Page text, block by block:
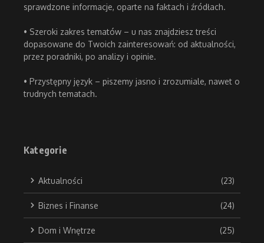
sprawdzone informacje, oparte na faktach i źródłach.
• Szeroki zakres tematów – u nas znajdziesz treści
dopasowane do Twoich zainteresowań: od aktualności,
przez poradniki, po analizy i opinie.
• Przystępny język – piszemy jasno i zrozumiale, nawet o
trudnych tematach.
Kategorie
Aktualności (23)
Biznes i Finanse (24)
Dom i Wnętrze (25)